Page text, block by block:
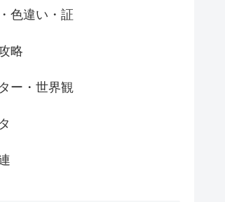
色違い・証
略
ー・世界観